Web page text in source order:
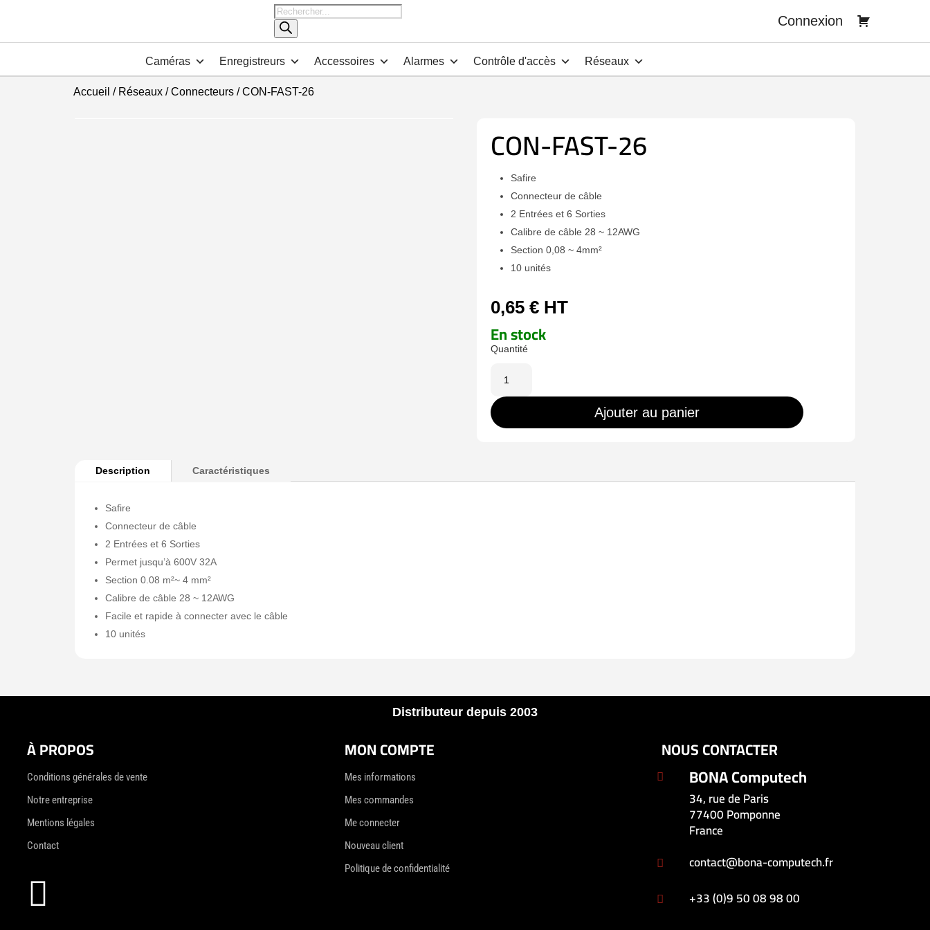
Recherche
de
produits
Connexion
Caméras Enregistreurs Accessoires Alarmes Contrôle d'accès Réseaux
Accueil / Réseaux/Connecteurs/ CON-FAST-26
CON-FAST-26
Safire
Connecteur de câble
2 Entrées et 6 Sorties
Calibre de câble 28 ~ 12AWG
Section 0,08 ~ 4mm²
10 unités
0,65 € HT
En stock
CON-
FAST-
Ajouter au panier
Description Caractéristiques
Safire
Connecteur de câble
2 Entrées et 6 Sorties
Permet jusqu’à 600V 32A
Section 0.08 m²~ 4 mm²
Calibre de câble 28 ~ 12AWG
Facile et rapide à connecter avec le câble
10 unités
Distributeur depuis 2003
À PROPOS
Conditions générales de vente
Notre entreprise
Mentions légales
Contact

MON COMPTE
Mes informations
Mes commandes
Me connecter
Nouveau client
Politique de confidentialité
NOUS CONTACTER
 BONA Computech
34, rue de Paris
77400 Pomponne
France
 contact@bona-computech.fr
 +33 (0)9 50 08 98 00